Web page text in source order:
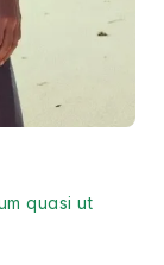
quasi ut